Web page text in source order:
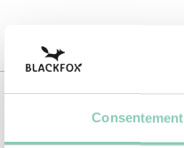
Consentement
Dimensions